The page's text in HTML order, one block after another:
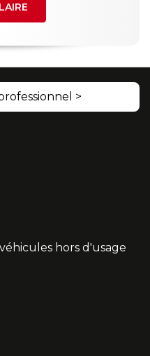
>
hors d'usage